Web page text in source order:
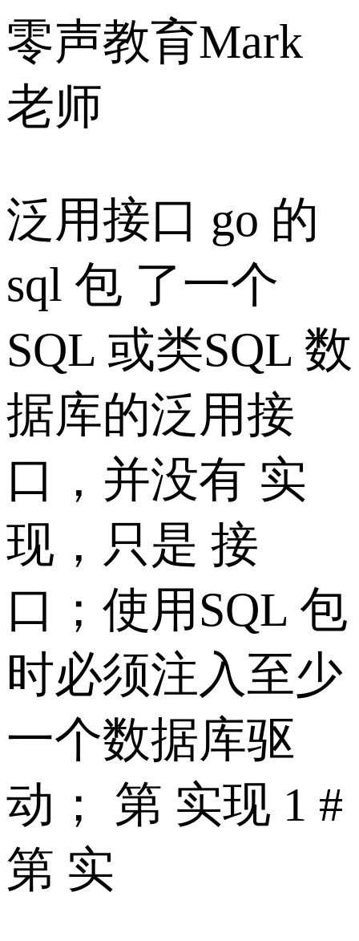
零声教育Mark
老师
泛用接口 go 的
sql 包 了一个
SQL 或类SQL 数
据库的泛用接
口，并没有 实
现，只是 接
口；使用SQL 包
时必须注入至少
一个数据库驱
动； 第 实现 1 #
第 实